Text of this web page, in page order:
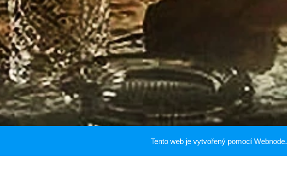
Tento web je vytvořený pomocí Webnode.